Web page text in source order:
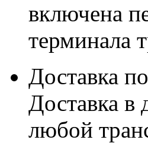
включена
терминала
Доставка
Доставка в
любой